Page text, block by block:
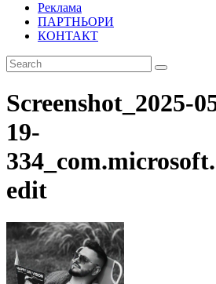
Реклама
ПАРТНЬОРИ
КОНТАКТ
Screenshot_2025-
19-
edit